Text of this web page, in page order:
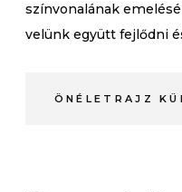
színvonalának
velünk együtt fejlődni
ÖNÉLETRAJZ